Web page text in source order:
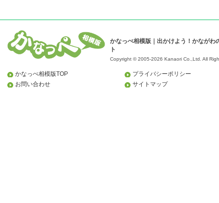
かなっぺ相模版｜出かけよう！かながわ
ト
Copyright © 2005-2026 Kanaori Co.,Ltd. All
かなっぺ相模版TOP
お問い合わせ
プライバシーポリシー
サイトマップ